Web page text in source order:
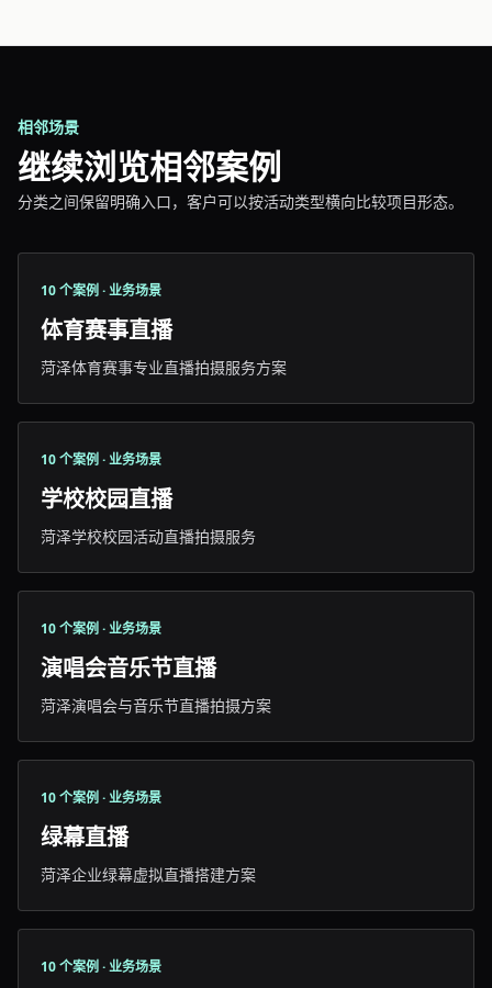
相邻场景
继续浏览相邻案例
分类之间保留明确入口，客户可以按活动类型横向比较项目形态。
10 个案例 · 业务场景
体育赛事直播
菏泽体育赛事专业直播拍摄服务方案
10 个案例 · 业务场景
学校校园直播
菏泽学校校园活动直播拍摄服务
10 个案例 · 业务场景
演唱会音乐节直播
菏泽演唱会与音乐节直播拍摄方案
10 个案例 · 业务场景
绿幕直播
菏泽企业绿幕虚拟直播搭建方案
10 个案例 · 业务场景